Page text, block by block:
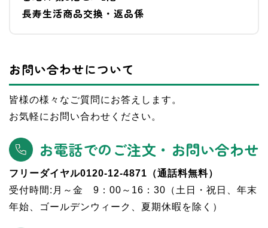
長寿生活商品交換・返品係
お問い合わせについて
皆様の様々なご質問にお答えします。
お気軽にお問い合わせください。
お電話でのご注文・お問い合わせ
フリーダイヤル0120-12-4871（通話料無料）
受付時間:月～金 9：00～16：30（土日・祝日、年末
年始、ゴールデンウィーク、夏期休暇を除く）